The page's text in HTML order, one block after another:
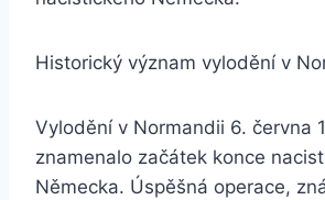
Historický význam vylodění v
Vylodění v Normandii 6. června
znamenalo začátek konce
Německa. Úspěšná operace,